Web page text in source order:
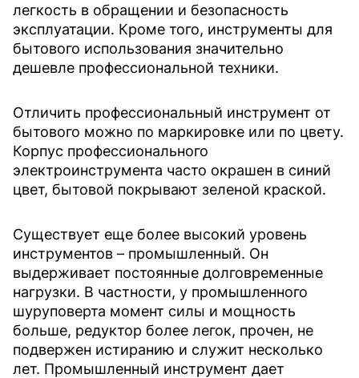
легкость в обращении и безопасность
эксплуатации. Кроме того, инструменты для
бытового использования значительно
дешевле профессиональной техники.
Отличить профессиональный инструмент от
бытового можно по маркировке или по цвету.
Корпус профессионального
электроинструмента часто окрашен в синий
цвет, бытовой покрывают зеленой краской.
Существует еще более высокий уровень
инструментов – промышленный. Он
выдерживает постоянные долговременные
нагрузки. В частности, у промышленного
шуруповерта момент силы и мощность
больше, редуктор более легок, прочен, не
подвержен истиранию и служит несколько
лет. Промышленный инструмент дает